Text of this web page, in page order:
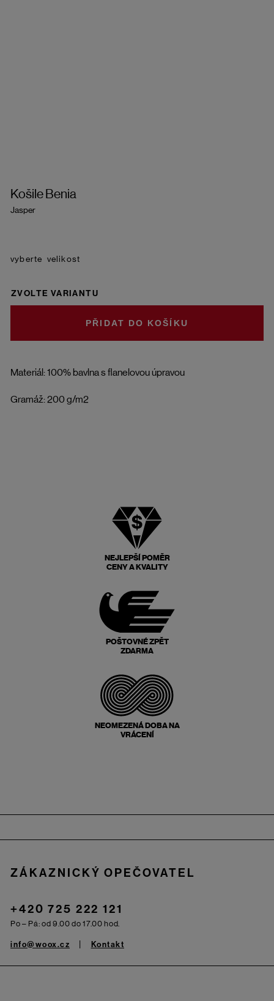
Košile Benia
Jasper
Materiál: 100% bavlna s flanelovou úpravou
Gramáž: 200 g/m2
velikost
ZVOLTE VARIANTU
DO KOŠÍKU
NEJLEPŠÍ POMĚR
CENY A KVALITY
POŠTOVNÉ ZPĚT
ZDARMA
NEOMEZENÁ DOBA NA
VRÁCENÍ
ZÁKAZNICKÝ OPEČOVATEL
+420 725 222 121
Po – Pá: od 9.00 do 17.00 hod.
info@woox.cz Kontakt